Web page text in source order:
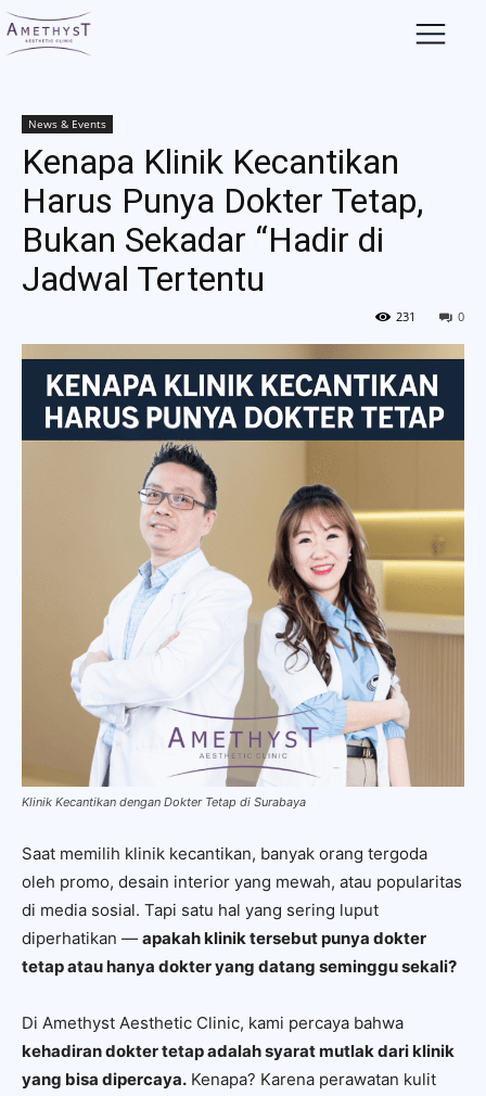
News & Events
Kenapa Klinik Kecantikan
Harus Punya Dokter Tetap,
Bukan Sekadar “Hadir di
Jadwal Tertentu
0
231
Klinik Kecantikan dengan Dokter Tetap di Surabaya
Saat memilih klinik kecantikan, banyak orang tergoda
oleh promo, desain interior yang mewah, atau popularitas
di media sosial. Tapi satu hal yang sering luput
diperhatikan — apakah klinik tersebut punya dokter
tetap atau hanya dokter yang datang seminggu sekali?
Di Amethyst Aesthetic Clinic, kami percaya bahwa
kehadiran dokter tetap adalah syarat mutlak dari klinik
yang bisa dipercaya. Kenapa? Karena perawatan kulit